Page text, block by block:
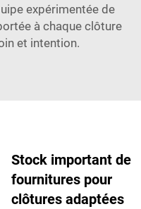
expérimentée de
à chaque clôture
et intention.
Stock important de
fournitures pour
clôtures adaptées